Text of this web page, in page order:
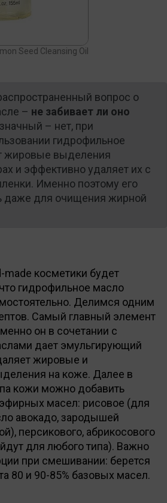
Seed Cleansing Oil
вопрос о
– не забивает ли оно
– нет, при
гидрофильное
жировые выделения
и эффективно удаляет их с
Именно поэтому его
даже для очищения жирной
косметики будет
гидрофильное масло
Делимся одним
Самый главный элемент
он в сочетании с
дает эмульгирующий
жировые и
на коже. Далее в
кожи можно добавить
масел: рисовое (для
авокадо, зародышей
персикового, абрикосового
для любого типа). Важно
при смешивании: берется
80 и 90-85% базовых масел.